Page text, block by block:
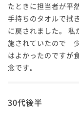
たときに担当者が平
手持ちのタオルで拭
に戻されました。
施されていたので
はよかったのですが
念です。
30代後半